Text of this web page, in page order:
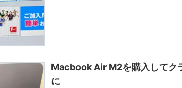
Macbook Air M2を購入してク
に